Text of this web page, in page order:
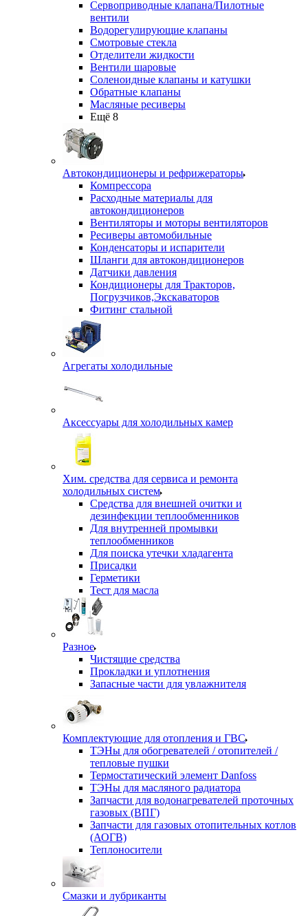
Сервоприводные клапана/Пилотные
вентили
Водорегулирующие клапаны
Смотровые стекла
Отделители жидкости
Вентили шаровые
Соленоидные клапаны и катушки
Обратные клапаны
Масляные ресиверы
Ещё 8
Автокондиционеры и рефрижераторы
Компрессора
Расходные материалы для
автокондиционеров
Вентиляторы и моторы вентиляторов
Ресиверы автомобильные
Конденсаторы и испарители
Шланги для автокондиционеров
Датчики давления
Кондиционеры для Тракторов,
Погрузчиков,Экскаваторов
Фитинг стальной
Агрегаты холодильные
Аксессуары для холодильных камер
Хим. средства для сервиса и ремонта
холодильных систем
Средства для внешней очитки и
дезинфекции теплообменников
Для внутренней промывки
теплообменников
Для поиска утечки хладагента
Присадки
Герметики
Тест для масла
Разное
Чистящие средства
Прокладки и уплотнения
Запасные части для увлажнителя
Комплектующие для отопления и ГВС
ТЭНы для обогревателей / отопителей /
тепловые пушки
Термостатический элемент Danfoss
ТЭНы для масляного радиатора
Запчасти для водонагревателей проточных
газовых (ВПГ)
Запчасти для газовых отопительных котлов
(АОГВ)
Теплоносители
Смазки и лубриканты